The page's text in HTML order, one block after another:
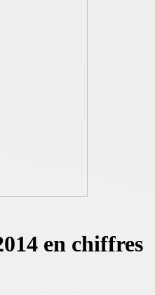
en chiffres